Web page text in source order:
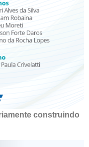
construindo